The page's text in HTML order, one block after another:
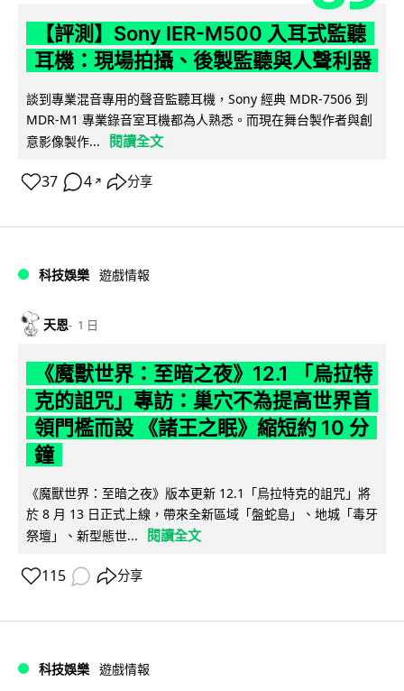
【評測】Sony IER-M500 入耳式監聽
耳機：現場拍攝、後製監聽與人聲利器
談到專業混音專用的聲音監聽耳機，Sony 經典 MDR-7506 到
MDR-M1 專業錄音室耳機都為人熟悉。而現在舞台製作者與創
意影像製作...
閱讀全文
37 4 ↗ 分享
科技娛樂 遊戲情報
天恩 1 日
《魔獸世界：至暗之夜》12.1 「烏拉特
克的詛咒」專訪：巢穴不為提高世界首
領門檻而設 《諸王之眠》縮短約 10 分
鐘
《魔獸世界：至暗之夜》版本更新 12.1「烏拉特克的詛咒」將
於 8 月 13 日正式上線，帶來全新區域「盤蛇島」、地城「毒牙
祭壇」、新型態世...
閱讀全文
115 分享
科技娛樂 遊戲情報